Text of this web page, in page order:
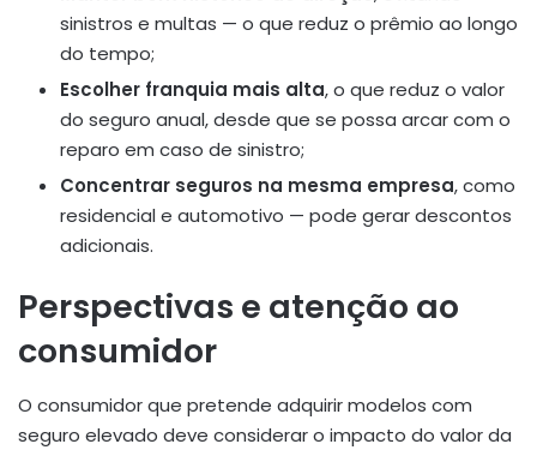
sinistros e multas — o que reduz o prêmio ao longo
do tempo;
Escolher franquia mais alta, o que reduz o valor
do seguro anual, desde que se possa arcar com o
reparo em caso de sinistro;
Concentrar seguros na mesma empresa, como
residencial e automotivo — pode gerar descontos
adicionais.
Perspectivas e atenção ao
consumidor
O consumidor que pretende adquirir modelos com
seguro elevado deve considerar o impacto do valor da